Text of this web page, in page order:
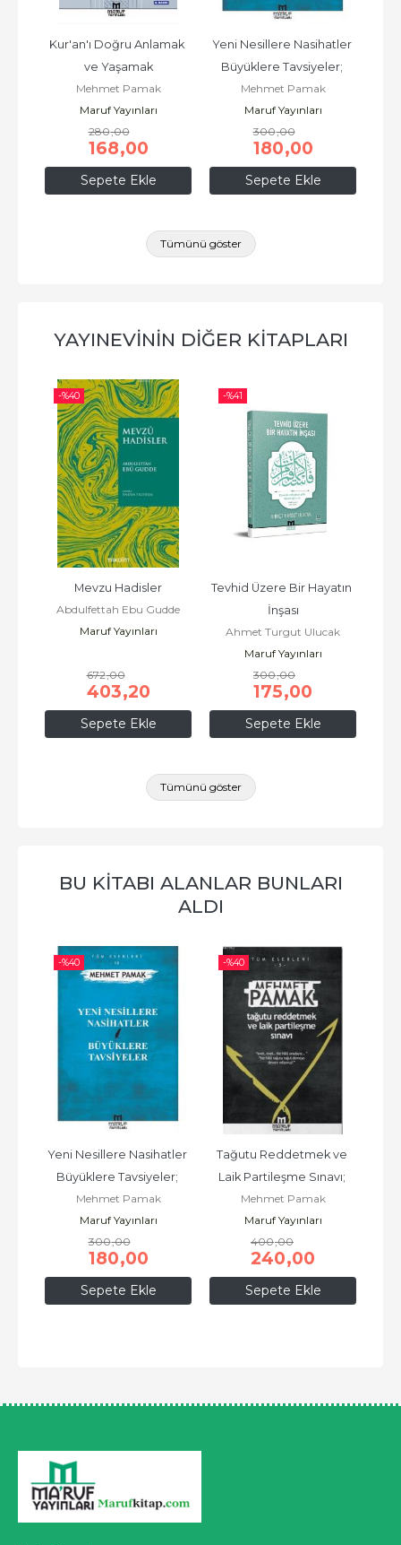
Sepete Ekle
Kur'an'ı Doğru Anlamak
ve Yaşamak
Mehmet Pamak
Maruf Yayınları
280,00
168,00
Sepete Ekle
Yeni Nesillere Nasihatler
Büyüklere Tavsiyeler;
Tüm Eserleri 10
Mehmet Pamak
Maruf Yayınları
300,00
180,00
Tümünü göster
YAYINEVININ DIĞER KITAPLARI
-%40
Sepete Ekle
Mevzu Hadisler
Abdulfettah Ebu Gudde
Maruf Yayınları
672,00
403,20
-%41
Sepete Ekle
Tevhid Üzere Bir Hayatın
İnşası
Ahmet Turgut Ulucak
Maruf Yayınları
300,00
175,00
Tümünü göster
BU KITABI ALANLAR BUNLARI
ALDI
-%40
Sepete Ekle
Yeni Nesillere Nasihatler
Büyüklere Tavsiyeler;
Tüm Eserleri 10
Mehmet Pamak
Maruf Yayınları
300,00
180,00
-%40
Sepete Ekle
Tağutu Reddetmek ve
Laik Partileşme Sınavı;
Tüm Eserleri - 5
Mehmet Pamak
Maruf Yayınları
400,00
240,00